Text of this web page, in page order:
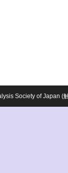
Society of Japan (